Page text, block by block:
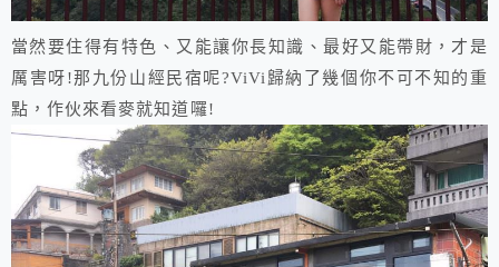
當然要住得有特色、又能讓你長知識、最好又能帶財，才是
厲害呀!那九份山經民宿呢?ViVi歸納了幾個你不可不知的重
點，作伙來看麥就知道囉!